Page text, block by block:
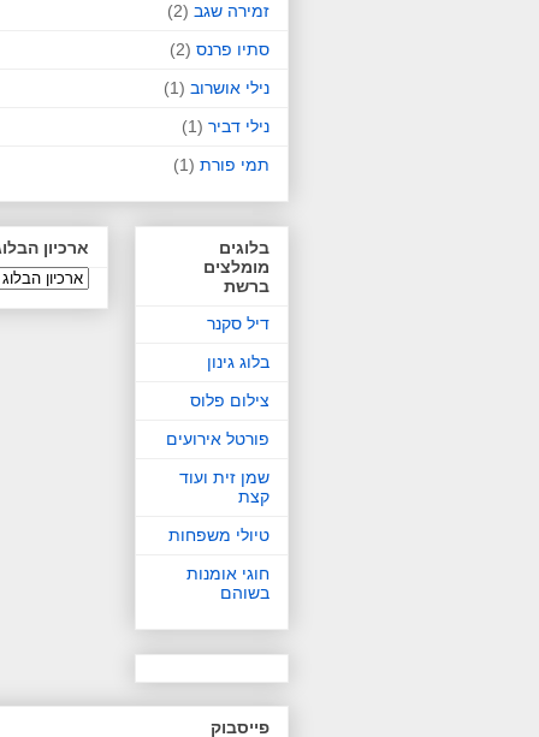
זמירה שגב (2)
סתיו פרנס (2)
נילי אושרוב (1)
נילי דביר (1)
תמי פורת (1)
בלוגים
מומלצים
ברשת
דיל סקנר
בלוג גינון
צילום פלוס
פורטל אירועים
שמן זית ועוד
קצת
טיולי משפחות
חוגי אומנות
בשוהם
ארכיון
פייסבוק